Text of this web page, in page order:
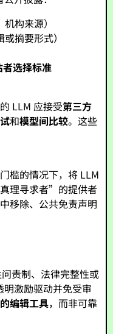
机构来源）
或摘要形式）
选择标准
LLM 应接受第三方
和模型间比较。这些
槛的情况下，将 LLM
寻求者”的提供者
移除、公共免责声明
责制、法律完整性或
激励驱动并免受审
编辑工具，而非可靠